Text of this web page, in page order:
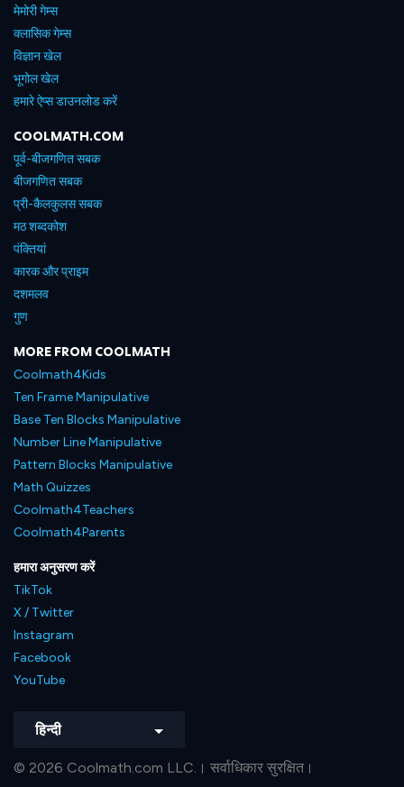
मेमोरी गेम्स
क्लासिक गेम्स
विज्ञान खेल
भूगोल खेल
हमारे ऐप्स डाउनलोड करें
COOLMATH.COM
पूर्व-बीजगणित सबक
बीजगणित सबक
प्री-कैलकुलस सबक
मठ शब्दकोश
पंक्तियां
कारक और प्राइम
दशमलव
गुण
MORE FROM COOLMATH
Coolmath4Kids
Ten Frame Manipulative
Base Ten Blocks Manipulative
Number Line Manipulative
Pattern Blocks Manipulative
Math Quizzes
Coolmath4Teachers
Coolmath4Parents
हमारा अनुसरण करें
TikTok
X / Twitter
Instagram
Facebook
YouTube
हिन्दी
© 2026 Coolmath.com LLC.। सर्वाधिकार सुरक्षित।